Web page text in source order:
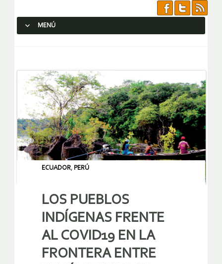
MENÚ
ECUADOR, PERÚ
LOS PUEBLOS
INDÍGENAS FRENTE
AL COVID19 EN LA
FRONTERA ENTRE